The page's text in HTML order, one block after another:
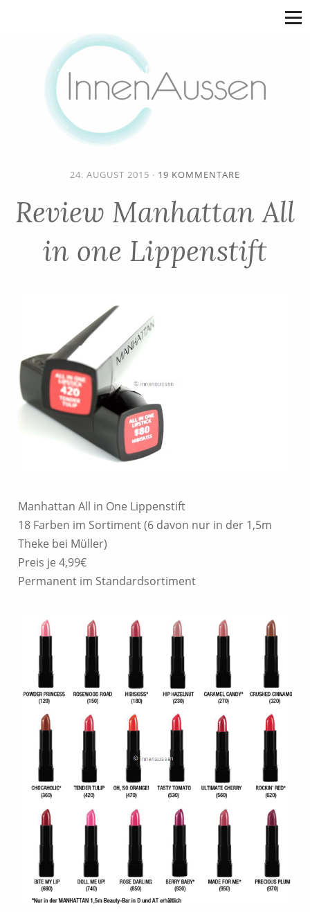
24. AUGUST 2015 · 19 KOMMENTARE
Review Manhattan All
in one Lippenstift
Manhattan All in One Lippenstift
18 Farben im Sortiment (6 davon nur in der 1,5m
Theke bei Müller)
Preis je 4,99€
Permanent im Standardsortiment